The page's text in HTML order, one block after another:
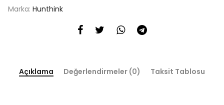
Marka: Hunthink
Açıklama Değerlendirmeler (0) Taksit Tablosu